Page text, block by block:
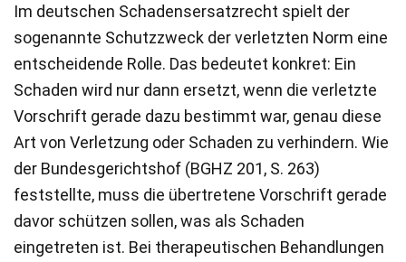
Im deutschen Schadensersatzrecht spielt der
sogenannte Schutzzweck der verletzten Norm eine
entscheidende Rolle. Das bedeutet konkret: Ein
Schaden wird nur dann ersetzt, wenn die verletzte
Vorschrift gerade dazu bestimmt war, genau diese
Art von Verletzung oder Schaden zu verhindern. Wie
der Bundesgerichtshof (BGHZ 201, S. 263)
feststellte, muss die übertretene Vorschrift gerade
davor schützen sollen, was als Schaden
eingetreten ist. Bei therapeutischen Behandlungen